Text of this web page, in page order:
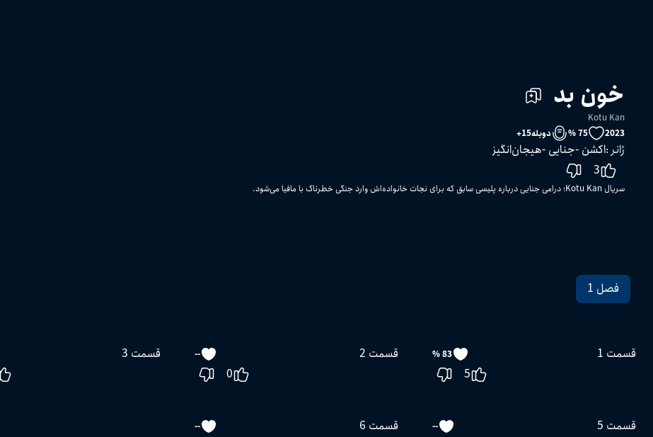
خون بد
Kotu Kan
2023
75 % دوبله15
+
ژانر:اکشن جنایی هیجان‌انگیز
3
سریال Kotu Kan؛ درامی جنایی درباره پلیسی سابق که برای نجات خانواده‌اش وارد جنگی خطرناک با مافیا می‌شود.
فصل 1
قسمت 1 83 %
5
قسمت 2 --
0
قسمت 3
قسمت 5 -- قسمت 6 --